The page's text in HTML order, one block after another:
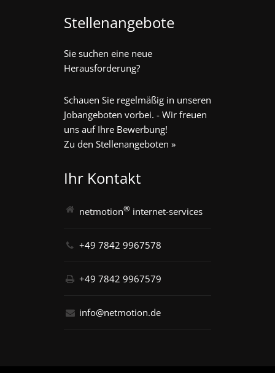
Stellenangebote
Sie suchen eine neue
Herausforderung?
Schauen Sie regelmäßig in unseren
Jobangeboten vorbei. - Wir freuen
uns auf Ihre Bewerbung!
Zu den Stellenangeboten »
Ihr Kontakt
netmotion® internet-services
+49 7842 9967578
+49 7842 9967579
info@netmotion.de